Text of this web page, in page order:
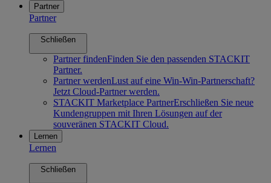
Partner
Partner
Schließen
Partner findenFinden Sie den passenden STACKIT
Partner.
Partner werdenLust auf eine Win-Win-Partnerschaft?
Jetzt Cloud-Partner werden.
STACKIT Marketplace PartnerErschließen Sie neue
Kundengruppen mit Ihren Lösungen auf der
souveränen STACKIT Cloud.
Lernen
Lernen
Schließen